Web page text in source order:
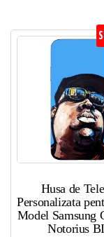
Husa de
Personalizata
Model Samsung
Notorius